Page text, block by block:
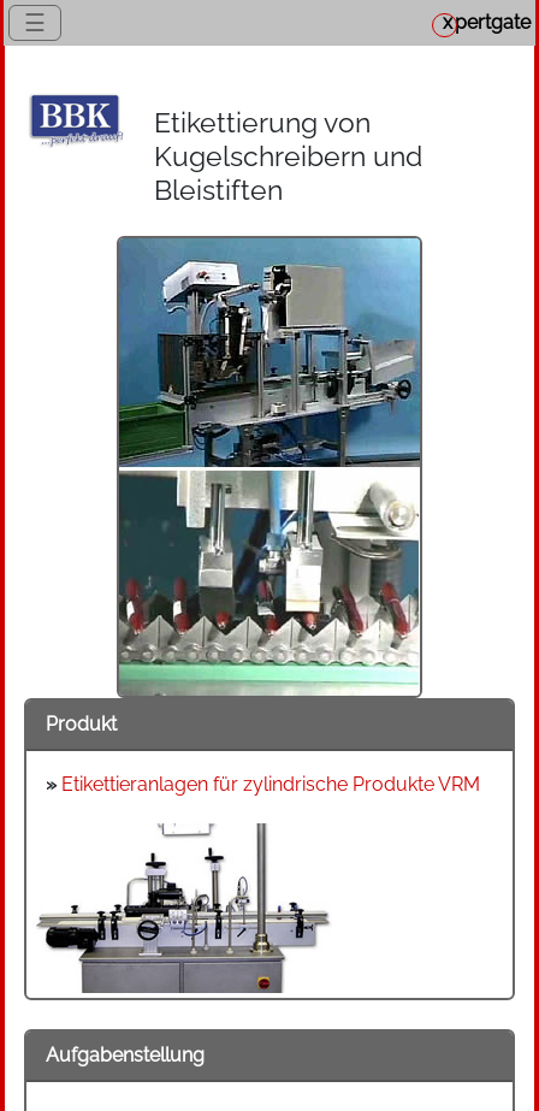
☰ xpertgate
Etikettierung von
Kugelschreibern und
Bleistiften
Produkt
» Etikettieranlagen für zylindrische Produkte VRM
Aufgabenstellung